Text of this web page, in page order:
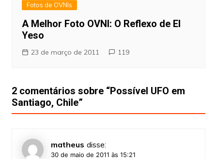
Fotos de OVNIs
A Melhor Foto OVNI: O Reflexo de El
Yeso
23 de março de 2011 119
2 comentários sobre “Possível UFO em
Santiago, Chile”
matheus disse:
30 de maio de 2011 às 15:21